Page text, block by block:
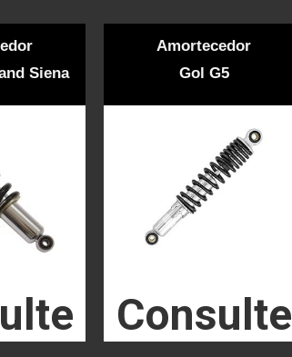
Siena
Amortecedor
Gol G5
Consulte